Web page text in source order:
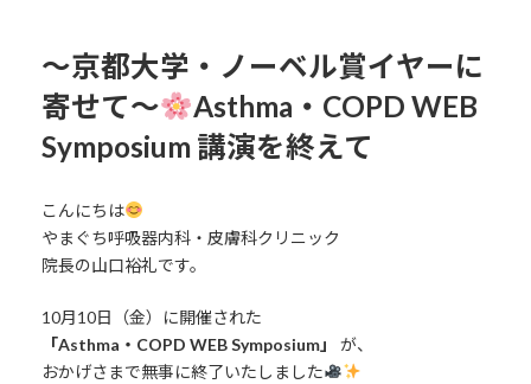
〜京都大学・ノーベル賞イヤーに
寄せて〜
Asthma・COPD WEB
Symposium 講演を終えて
こんにちは
やまぐち呼吸器内科・皮膚科クリニック
院長の山口裕礼です。
10月10日（金）に開催された
「Asthma・COPD WEB Symposium」
が、
おかげさまで無事に終了いたしました